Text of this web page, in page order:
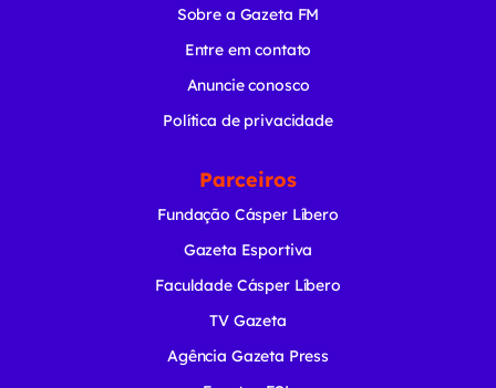
Sobre a Gazeta FM
Entre em contato
Anuncie conosco
Política de privacidade
Parceiros
Fundação Cásper Líbero
Gazeta Esportiva
Faculdade Cásper Líbero
TV Gazeta
Agência Gazeta Press